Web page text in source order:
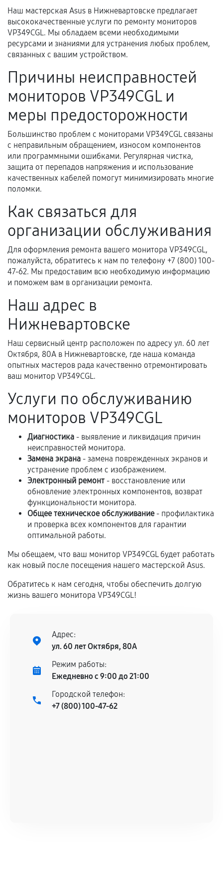
Документы для подтверждения
гарантии
Акт выполненных работ с датой, перечнем
услуг и сроком гарантии.
и кассовый чек.
Расширенная гарантия
В некоторых случаях возможно оформление
расширенной гарантии. Стоимость, сроки и
условия продления согласовываются отдельно и
фиксируются в документах.
Когда гарантия не действует
Нарушение правил эксплуатации,
перегрев, коррозия.
Самостоятельный ремонт или вмешательство
третьих лиц.
Естественный износ деталей, если иное не
предусмотрено отдельно.
Обращение после окончания гарантийного
Программные сбои, если это не указано в
отдельных условиях.
Если комплектующие куплены
самостоятельно
Гарантия на выполненные работы может
сохраняться полностью или частично, если
соблюдены следующие условия:
Предоставленные детали подходят по
техническим параметрам и не имеют внешних
дефектов.
Установка была выполнена нашим сервисным
центром.
При этом гарантия на сами комплектующие
сервисный центр ответственности не несет.
Наш мастерская Asus в Нижневартовске предлагает
высококачественные услуги по ремонту мониторов
VP349CGL. Мы обладаем всеми необходимыми
ресурсами и знаниями для устранения любых проблем,
связанных с вашим устройством.
Причины неисправностей
мониторов VP349CGL и
меры предосторожности
Большинство проблем с мониторами VP349CGL связаны
с неправильным обращением, износом компонентов
или программными ошибками. Регулярная чистка,
защита от перепадов напряжения и использование
качественных кабелей помогут минимизировать многие
поломки.
Как связаться для
организации обслуживания
Для оформления ремонта вашего монитора VP349CGL,
пожалуйста, обратитесь к нам по телефону +7 (800) 100-
47-62. Мы предоставим всю необходимую информацию
и поможем вам в организации ремонта.
Наш адрес в
Нижневартовске
Наш сервисный центр расположен по адресу ул. 60 лет
Октября, 80А в Нижневартовске, где наша команда
опытных мастеров рада качественно отремонтировать
ваш монитор VP349CGL.
Услуги по обслуживанию
мониторов VP349CGL
Диагностика - выявление и ликвидация причин
неисправностей монитора.
Замена экрана - замена поврежденных экранов и
устранение проблем с изображением.
Электронный ремонт - восстановление или
обновление электронных компонентов, возврат
функциональности монитора.
Общее техническое обслуживание- профилактика
и проверка всех компонентов для гарантии
оптимальной работы.
Мы обещаем, что ваш монитор VP349CGL будет работать
как новый после посещения нашего мастерской Asus.
Обратитесь к нам сегодня, чтобы обеспечить долгую
жизнь вашего монитора VP349CGL!
Адрес:
ул. 60 лет Октября, 80А
Режим работы:
Ежедневно с 9:00 до 21:00
Городской телефон:
+7 (800) 100-47-62